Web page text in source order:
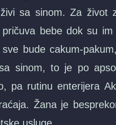
sa sinom. Za život
bebe dok su
bude cakum-
sinom, to je po
pa rutinu enterijera
Žana je